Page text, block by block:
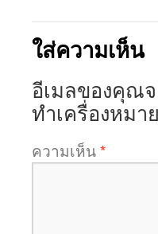
ใส่ความเห็น
อีเมลของคุณ
ทำเครื่องหมาย
ความเห็น*